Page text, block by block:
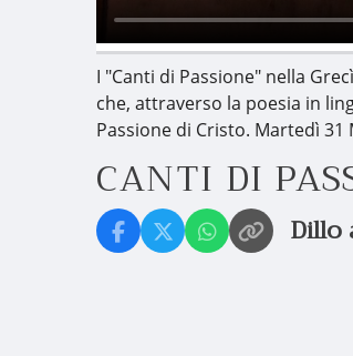
I "Canti di Passione" nella
che, attraverso la poesia in
Passione di Cristo. Martedì 31
CANTI DI
Dillo